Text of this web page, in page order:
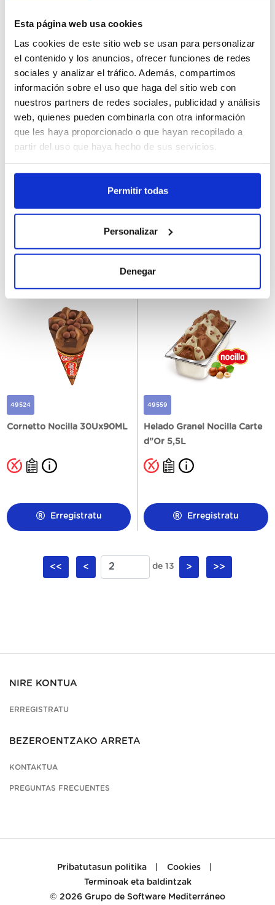
Esta página web usa cookies
Las cookies de este sitio web se usan para personalizar
el contenido y los anuncios, ofrecer funciones de redes
sociales y analizar el tráfico. Además, compartimos
información sobre el uso que haga del sitio web con
nuestros partners de redes sociales, publicidad y análisis
web, quienes pueden combinarla con otra información
que les haya proporcionado o que hayan recopilado a
partir del uso que haya hecho de sus servicios.
Permitir todas
Personalizar
Denegar
Magnum Double Gold
Erregistratu
49509
Cornetto Nocilla XXL
Erregistratu
49524
Cornetto Nocilla 30Ux90ML
Erregistratu
49559
Helado Granel Nocilla Carte
d"Or 5,5L
Erregistratu
<< < de 13 > >>
NIRE KONTUA
ERREGISTRATU
BEZEROENTZAKO ARRETA
KONTAKTUA
PREGUNTAS FRECUENTES
Pribatutasun politika Cookies
Terminoak eta baldintzak
© 2026 Grupo de Software Mediterráneo